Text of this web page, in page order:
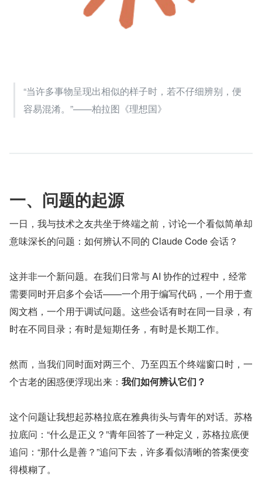
“当许多事物呈现出相似的样子时，若不仔细辨别，便
容易混淆。”——柏拉图《理想国》
一、问题的起源
一日，我与技术之友共坐于终端之前，讨论一个看似简单却
意味深长的问题：如何辨认不同的 Claude Code 会话？
这并非一个新问题。在我们日常与 AI 协作的过程中，经常
需要同时开启多个会话——一个用于编写代码，一个用于查
阅文档，一个用于调试问题。这些会话有时在同一目录，有
时在不同目录；有时是短期任务，有时是长期工作。
然而，当我们同时面对两三个、乃至四五个终端窗口时，一
个古老的困惑便浮现出来： 我们如何辨认它们？
这个问题让我想起苏格拉底在雅典街头与青年的对话。苏格
拉底问：“什么是正义？”青年回答了一种定义，苏格拉底便
追问：“那什么是善？”追问下去，许多看似清晰的答案便变
得模糊了。